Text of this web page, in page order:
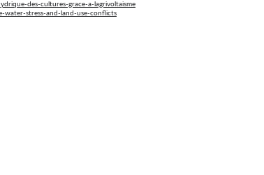
des-cultures-grace-a-lagrivoltaisme
water-stress-and-land-use-conflicts